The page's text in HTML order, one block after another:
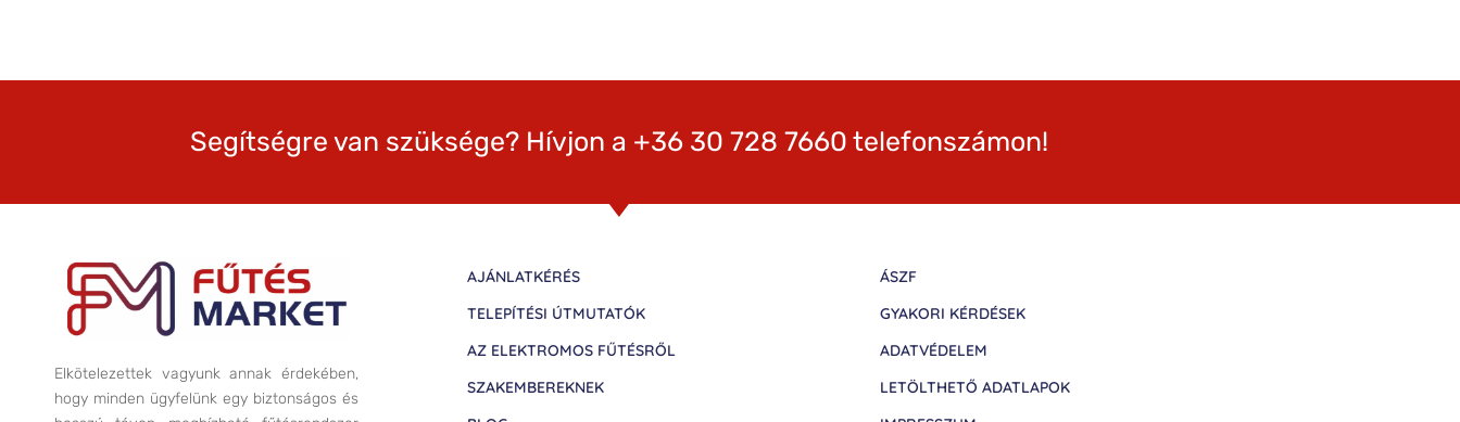
Segítségre van szüksége? Hívjon a +36 30 728 7660 telefonszámon!
Elkötelezettek vagyunk annak érdekében,
hogy minden ügyfelünk egy biztonságos és
AJÁNLATKÉRÉS
TELEPÍTÉSI ÚTMUTATÓK
AZ ELEKTROMOS FŰTÉSRŐL
SZAKEMBEREKNEK
ÁSZF
GYAKORI KÉRDÉSEK
ADATVÉDELEM
LETÖLTHETŐ ADATLAPOK